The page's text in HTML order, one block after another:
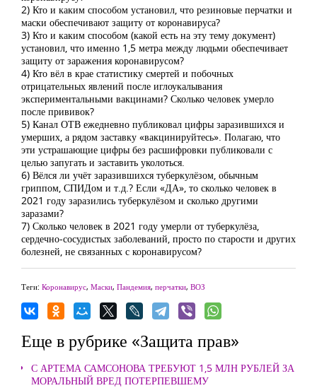
2) Кто и каким способом установил, что резиновые перчатки и
маски обеспечивают защиту от коронавируса?
3) Кто и каким способом (какой есть на эту тему документ)
установил, что именно 1,5 метра между людьми обеспечивает
защиту от заражения коронавирусом?
4) Кто вёл в крае статистику смертей и побочных
отрицательных явлений после иглоукалывания
экспериментальными вакцинами? Сколько человек умерло
после прививок?
5) Канал ОТВ ежедневно публиковал цифры заразившихся и
умерших, а рядом заставку «вакцинируйтесь». Полагаю, что
эти устрашающие цифры без расшифровки публиковали с
целью запугать и заставить уколоться.
6) Вёлся ли учёт заразившихся туберкулёзом, обычным
гриппом, СПИДом и т.д.? Если «ДА», то сколько человек в
2021 году заразились туберкулёзом и сколько другими
заразами?
7) Сколько человек в 2021 году умерли от туберкулёза,
сердечно-сосудистых заболеваний, просто по старости и других
болезней, не связанных с коронавирусом?
Теги: Коронавирус, Маски, Пандемия, перчатки, ВОЗ
Еще в рубрике «Защита прав»
С АРТЕМА САМСОНОВА ТРЕБУЮТ 1,5 МЛН РУБЛЕЙ ЗА
МОРАЛЬНЫЙ ВРЕД ПОТЕРПЕВШЕМУ